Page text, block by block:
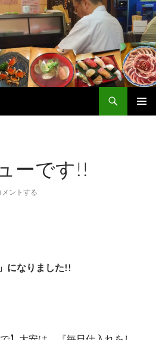
ーです!!
メントする
になりました!!